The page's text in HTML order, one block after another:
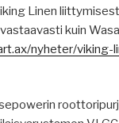
Linen
kuin
nyheter/viking-